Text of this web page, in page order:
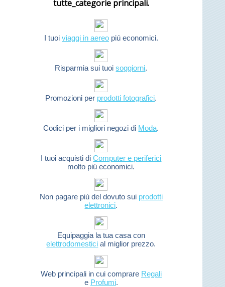
tutte_categorie principali.
I tuoi viaggi in aereopiú economici.
Risparmia sui tuoisoggiorni.
Promozioni per prodotti fotografici.
Codici per i migliori negozi di Moda.
I tuoi acquisti diComputer e periferici
molto piú economici.
Non pagare piú del dovuto sui prodotti
elettronici.
Equipaggia la tua casa con
elettrodomestici al miglior prezzo.
Web principali in cui comprare Regali
e Profumi.